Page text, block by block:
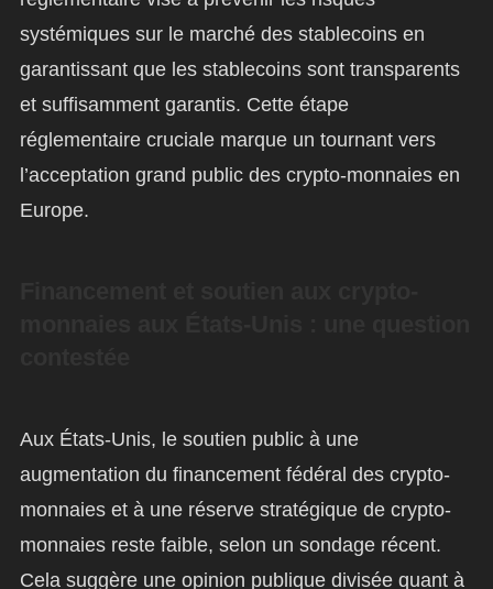
systémiques sur le marché des stablecoins en
garantissant que les stablecoins sont transparents
et suffisamment garantis. Cette étape
réglementaire cruciale marque un tournant vers
l’acceptation grand public des crypto-monnaies en
Europe.
Aux États-Unis, le soutien public à une
augmentation du financement fédéral des crypto-
monnaies et à une réserve stratégique de crypto-
monnaies reste faible, selon un sondage récent.
Cela suggère une opinion publique divisée quant à